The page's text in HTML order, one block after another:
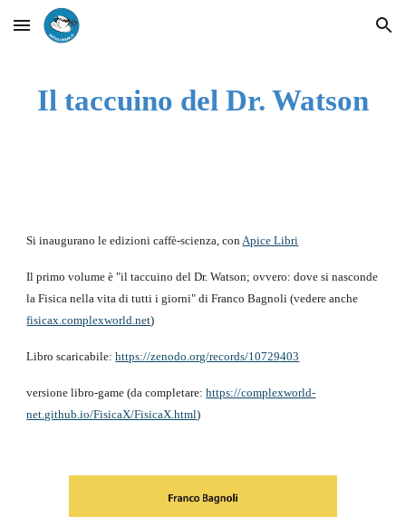
Skip to main content Skip to navigation
Il taccuino del Dr. Watson
Si inaugurano le edizioni caffè-scienza, conApice Libri
Il primo volume è "il taccuino del Dr. Watson; ovvero: dove si nasconde
la Fisica nella vita di tutti i giorni" di Franco Bagnoli (vedere anche
fisicax.complexworld.net)
Libro scaricabile:https://zenodo.org/records/10729403
versione libro-game (da completare:https://complexworld-
net.github.io/FisicaX/FisicaX.html)